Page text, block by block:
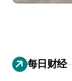
每日财经